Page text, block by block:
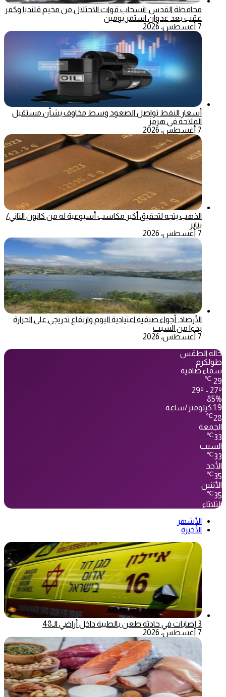
محافظة القدس: انسحاب قوات الاحتلال من مخيم قلنديا وكفر
عقب بعد عدوان استمر يومين
7 أغسطس، 2026
أسعار النفط تواصل الصعود وسط مخاوف بشأن مستقبل
الملاحة في هرمز
7 أغسطس، 2026
الذهب يتجه لتحقيق أكبر مكاسب أسبوعية له من كانون الثاني/
يناير
7 أغسطس، 2026
الأرصاد: أجواء صيفية اعتيادية اليوم وارتفاع تدريجي على الحرارة
بدءا من السبت
7 أغسطس، 2026
حالة الطقس
طولكرم
سماء صافية
29
℃
29º - 27º
85%
1.9 كيلومتر/ساعة
28
℃
الجمعة
33
℃
السبت
33
℃
الأحد
35
℃
الأثنين
35
℃
الثلاثاء
الأشهر
الأخيرة
3 إصابات في حادثة طعن بالطيبة داخل أراضي الـ48
7 أغسطس، 2026